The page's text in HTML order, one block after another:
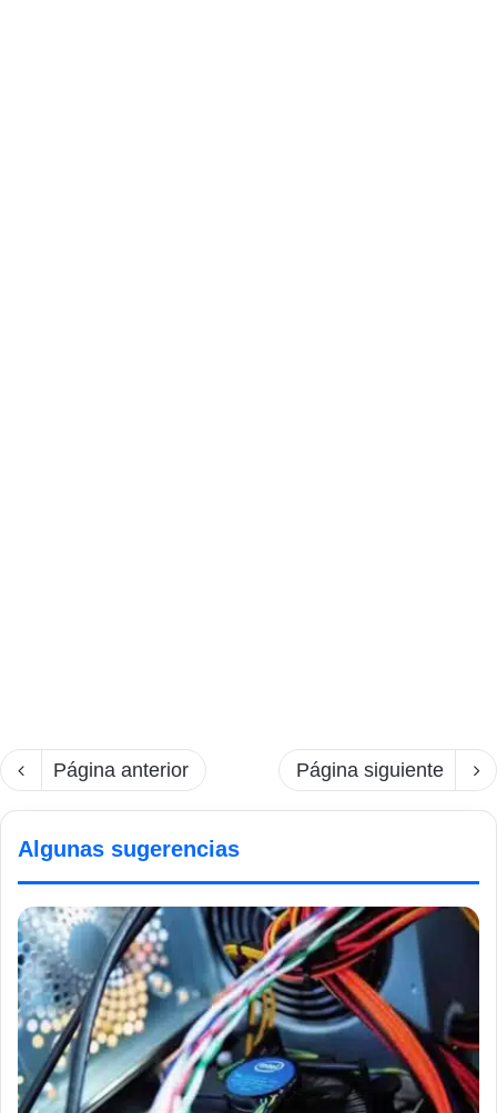
Página anterior Página siguiente
Algunas sugerencias